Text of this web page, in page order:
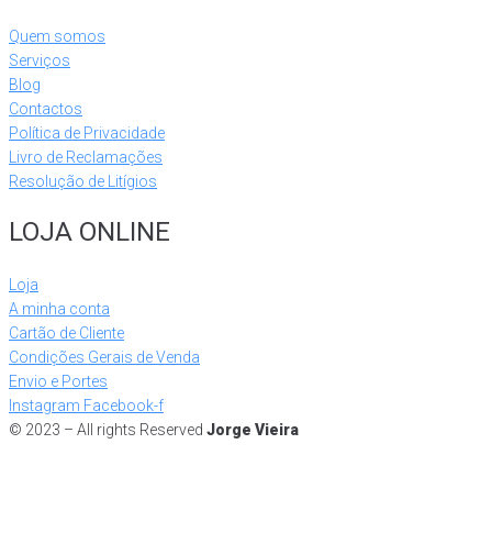
Quem somos
Serviços
Blog
Contactos
Política de Privacidade
Livro de Reclamações
Resolução de Litígios
LOJA ONLINE
Loja
A minha conta
Cartão de Cliente
Condições Gerais de Venda
Envio e Portes
Instagram Facebook-f
© 2023 – All rights Reserved Jorge Vieira